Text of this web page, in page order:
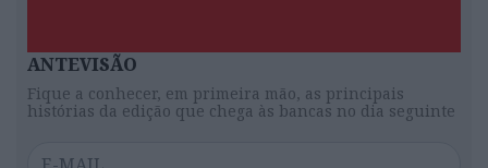
ANTEVISÃO
Fique a conhecer, em primeira mão, as principais
histórias da edição que chega às bancas no dia seguinte